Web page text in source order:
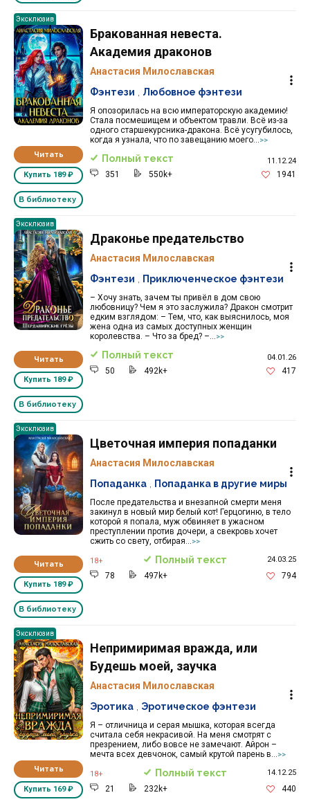
Эксклюзив
Читать
Купить 189 ₽
В библиотеку
Бракованная невеста.
Академия драконов
Анастасия Милославская
Я опозорилась на всю императорскую академию!
Стала посмешищем и объектом травли. Всё из-за
одного старшекурсника-дракона. Всё усугубилось,
когда я узнала, что по завещанию моего...
>>
Фэнтези Любовное фэнтези
Полный текст 11.12.24
351 550k+ 1941
Эксклюзив
Читать
Купить 189 ₽
В библиотеку
Драконье предательство
Анастасия Милославская
– Хочу знать, зачем ты привёл в дом свою
любовницу? Чем я это заслужила? Дракон смотрит
едким взглядом: – Тем, что, как выяснилось, моя
жена одна из самых доступных женщин
королевства. – Что за бред? –...
>>
Фэнтези Приключенческое фэнтези
Полный текст 04.01.26
50 492k+ 417
Эксклюзив
Читать
Купить 189 ₽
В библиотеку
Цветочная империя попаданки
Анастасия Милославская
После предательства и внезапной смерти меня
закинул в новый мир белый кот! Герцогиню, в тело
которой я попала, муж обвиняет в ужасном
преступлении против дочери, а свекровь хочет
сжить со свету, отбирая...
>>
Попаданка Попаданка в другие миры
18+ Полный текст 24.03.25
78 497k+ 794
Эксклюзив
Читать
Купить 169 ₽
Непримиримая вражда, или
Будешь моей, заучка
Анастасия Милославская
Я – отличница и серая мышка, которая всегда
считала себя некрасивой. На меня смотрят с
презрением, либо вовсе не замечают. Айрон –
мечта всех девчонок, самый крутой парень в...
>>
Эротика Эротическое фэнтези
18+ Полный текст 14.12.25
21 232k+ 440